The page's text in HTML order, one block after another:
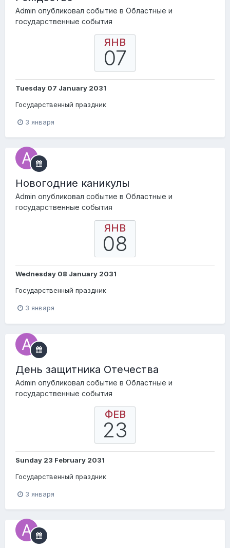
Admin опубликовал событие в Областные и
государственные события
ЯНВ
07
Tuesday 07 January 2031
Государственный праздник
3 января
Новогодние каникулы
Admin опубликовал событие в Областные и
государственные события
ЯНВ
08
Wednesday 08 January 2031
Государственный праздник
3 января
День защитника Отечества
Admin опубликовал событие в Областные и
государственные события
ФЕВ
23
Sunday 23 February 2031
Государственный праздник
3 января